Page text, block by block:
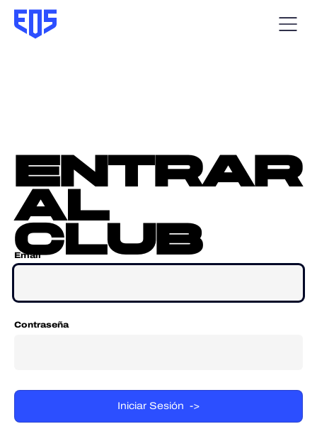
entrar
al
club
Email
Contraseña